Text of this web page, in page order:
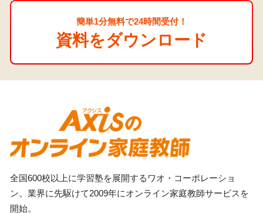
簡単1分無料で24時間受付！
資料をダウンロード
全国600校以上に学習塾を展開するワオ・コーポレーショ
ン。業界に先駆けて2009年にオンライン家庭教師サービスを
開始。